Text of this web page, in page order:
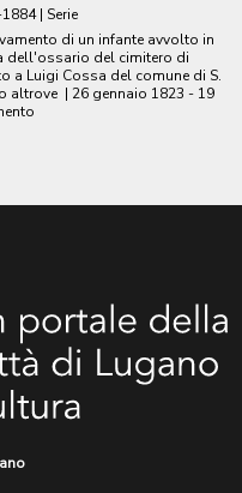
| Serie
di un infante avvolto in
dell'ossario del cimitero di
a Luigi Cossa del comune di S.
altrove | 26 gennaio 1823 - 19